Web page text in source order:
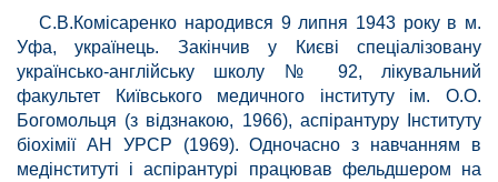
С.В.Комісаренко народився 9 липня 1943 року в м.
Уфа, українець. Закінчив у Києві спеціалізовану
українсько-англійську школу № 92, лікувальний
факультет Київського медичного інституту ім. О.О.
Богомольця (з відзнакою, 1966), аспірантуру Інституту
біохімії АН УРСР (1969). Одночасно з навчанням в
медінституті і аспірантурі працював фельдшером на